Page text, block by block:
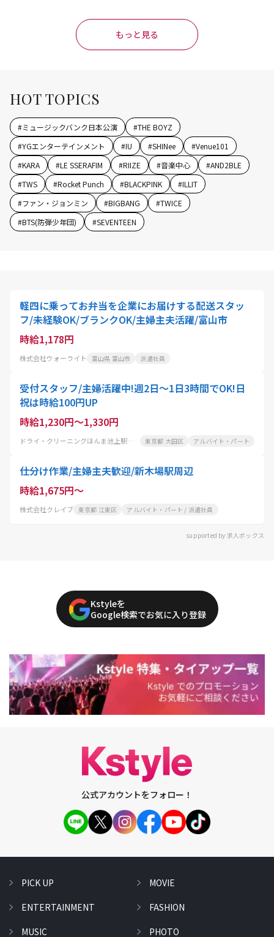
もっと見る
HOT TOPICS
#ミュージックバンク日本公演 #THE BOYZ
#YGエンターテインメント #IU #SHINee #Venue101
#KARA #LE SSERAFIM #RIIZE #音楽中心 #AND2BLE
#TWS #Rocket Punch #BLACKPINK #ILLIT
#ファン・ジョンミン #BIGBANG #TWICE
#BTS(防弾少年団) #SEVENTEEN
軽四に乗ってお弁当を企業にお届けする配送スタッ
フ/未経験OK/ブランクOK/主婦主夫活躍/富山市
時給1,178円
株式会社ウォーライト 富山県 富山市 派遣社員
受付スタッフ/主婦活躍中!週2日～1日3時間でOK!日
祝は時給100円UP
時給1,230円～1,330円
ドライ・クリーニングほんま池上駅前店 東京都 大田区 アルバイト・パート
仕分け作業/主婦主夫歓迎/新木場駅周辺
時給1,675円～
株式会社クレイブ 東京都 江東区 アルバイト・パート / 派遣社員
supported by 求人ボックス
Kstyleを
Google検索でお気に入り登録
公式アカウントをフォロー！
PICK UP
ENTERTAINMENT
MUSIC
MOVIE
FASHION
PHOTO